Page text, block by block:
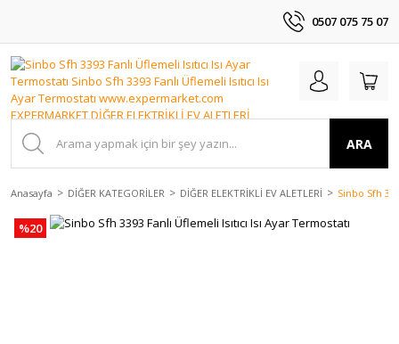
0507 075 75 07
ARA
Anasayfa DİĞER KATEGORİLER DİĞER ELEKTRİKLİ EV ALETLERİ Sinbo Sfh
%20